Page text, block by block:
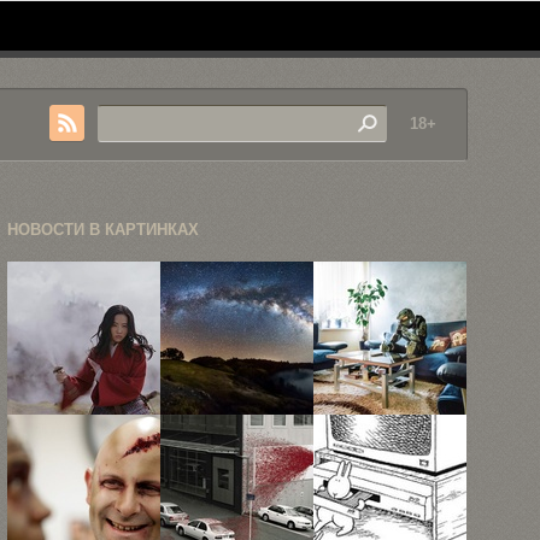
18+
НОВОСТИ В КАРТИНКАХ
В «Мулане»
студия
«Дисней»
предложит ...
Астрофотография
Майкла
Шейнблума
Фанаты
косплея в
повседневной
жизни